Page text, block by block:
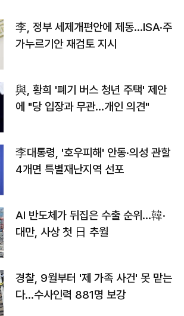
李, 정부 세제개편안에 제동…ISA·주
가누르기안 재검토 지시
與, 황희 '폐기 버스 청년 주택' 제안
에 "당 입장과 무관…개인 의견"
李대통령, '호우피해' 안동·의성 관할
4개면 특별재난지역 선포
AI 반도체가 뒤집은 수출 순위…韓·
대만, 사상 첫 日 추월
경찰, 9월부터 '제 가족 사건' 못 맡는
다…수사인력 881명 보강